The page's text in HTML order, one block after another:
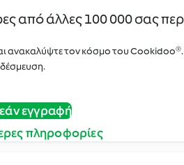
από άλλες 100 000 σας
ανακαλύψτε τον κόσμο του
δέσμευση.
εγγραφή
πληροφορίες